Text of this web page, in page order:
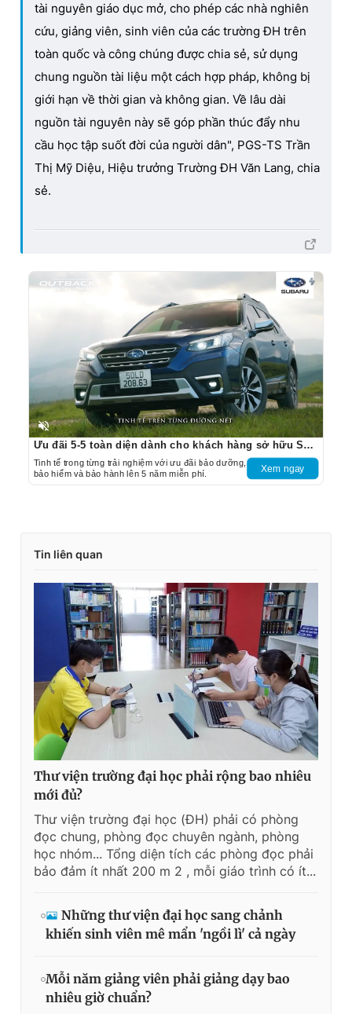
tài nguyên giáo dục mở, cho phép các nhà nghiên
cứu, giảng viên, sinh viên của các trường ĐH trên
toàn quốc và công chúng được chia sẻ, sử dụng
chung nguồn tài liệu một cách hợp pháp, không bị
giới hạn về thời gian và không gian. Về lâu dài
nguồn tài nguyên này sẽ góp phần thúc đẩy nhu
cầu học tập suốt đời của người dân", PGS-TS Trần
Thị Mỹ Diệu, Hiệu trưởng Trường ĐH Văn Lang, chia
sẻ.
Unmute
Ưu đãi 5-5 toàn diện dành cho khách hàng sở hữu Subaru Outback
Tinh tế trong từng trải nghiệm với ưu đãi bảo dưỡng,
bảo hiểm và bảo hành lên 5 năm miễn phí.
Xem ngay
Tin liên quan
Thư viện trường đại học phải rộng bao nhiêu
mới đủ?
Thư viện trường đại học (ĐH) phải có phòng
đọc chung, phòng đọc chuyên ngành, phòng
học nhóm... Tổng diện tích các phòng đọc phải
bảo đảm ít nhất 200 m 2 , mỗi giáo trình có ít...
Những thư viện đại học sang chảnh
khiến sinh viên mê mẩn 'ngồi lì' cả ngày
Mỗi năm giảng viên phải giảng dạy bao
nhiêu giờ chuẩn?